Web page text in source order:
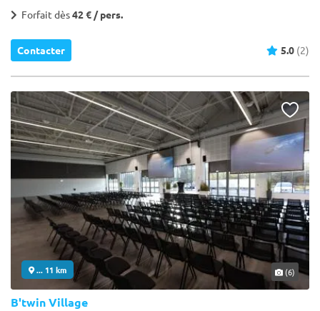
Forfait dès42 € / pers.
Contacter 5.0 (2)
... 11 km (6)
B'twin Village